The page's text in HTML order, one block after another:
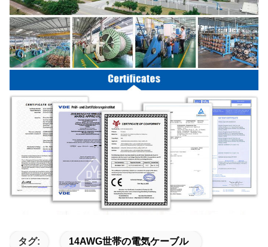
タグ: 14AWG世帯の電気ケーブル